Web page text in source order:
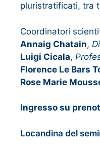
pluristratificati, tra
Coordinatori
Annaig Chatain,
Luigi Cicala,
Florence Le Bars
Rose Marie
Ingresso su
Locandina del